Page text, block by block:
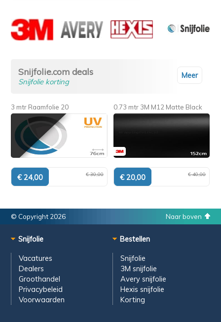
Meer
Snijfolie.com deals
Snijfolie korting
3 mtr Raamfolie 20
€ 30,00
0.73 mtr 3M M12 Matte Black
€ 40,00
Naar boven
© Copyright 2026
Snijfolie
Vacatures
Dealers
Groothandel
Privacybeleid
Voorwaarden
Bestellen
Snijfolie
3M snijfolie
Avery snijfolie
Hexis snijfolie
Korting